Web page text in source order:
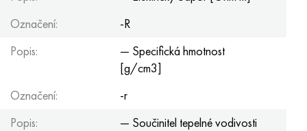
Označení:
-R
Popis:
— Specifická hmotnost
[g/cm3]
Označení:
-r
Popis:
— Součinitel tepelné vodivosti